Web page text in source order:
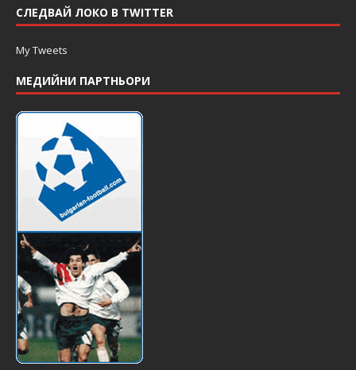
СЛЕДВАЙ ЛОКО В TWITTER
My Tweets
МЕДИЙНИ ПАРТНЬОРИ